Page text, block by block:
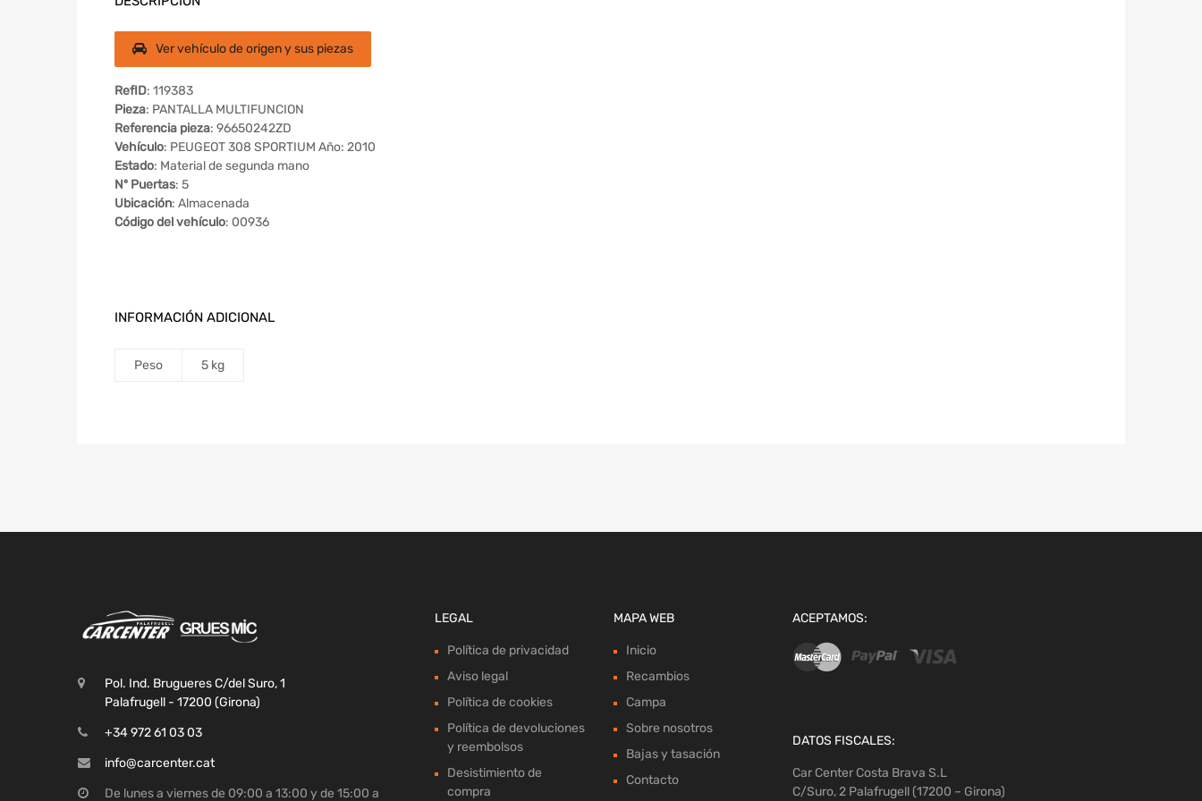
Ver vehículo de origen y sus piezas
RefID: 119383
Pieza: PANTALLA MULTIFUNCION
Referencia pieza: 96650242ZD
Vehículo: PEUGEOT 308 SPORTIUM Año: 2010
Estado: Material de segunda mano
Nº Puertas: 5
Ubicación: Almacenada
Código del vehículo: 00936
INFORMACIÓN ADICIONAL
Peso 5 kg
Pol. Ind. Brugueres C/del Suro, 1
Palafrugell - 17200 (Girona)
+34 972 61 03 03
info@carcenter.cat
De lunes a viernes de 09:00 a 13:00 y de 15:00 a
LEGAL
Política de privacidad
Aviso legal
Política de cookies
Política de devoluciones
y reembolsos
Desistimiento de
compra
MAPA WEB
Inicio
Recambios
Campa
Sobre nosotros
Bajas y tasación
Contacto
ACEPTAMOS:
DATOS FISCALES:
Car Center Costa Brava S.L
C/Suro, 2 Palafrugell (17200 – Girona)